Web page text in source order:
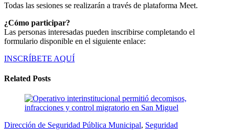
Todas las sesiones se realizarán a través de plataforma Meet.
¿Cómo participar?
Las personas interesadas pueden inscribirse completando el
formulario disponible en el siguiente enlace:
INSCRÍBETE AQUÍ
Related Posts
Dirección de Seguridad Pública Municipal, Seguridad